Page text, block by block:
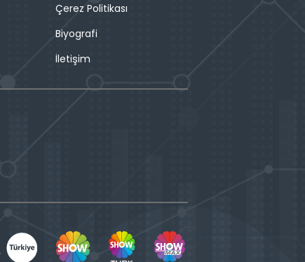
Çerez Politikası
Biyografi
İletişim